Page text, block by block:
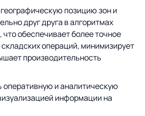
позицию зон и
друг друга в алгоритмах
что обеспечивает более точное
операций, минимизирует
производительность
и аналитическую
информации на